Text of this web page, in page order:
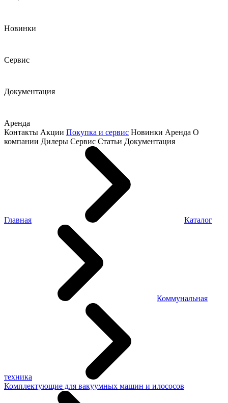
Новинки
Сервис
Документация
Аренда
Контакты Акции Покупка и сервис Новинки Аренда О
компании Дилеры Сервис Статьи Документация
Главная Каталог
Коммунальная
техника
Комплектующие для вакуумных машин и илососов